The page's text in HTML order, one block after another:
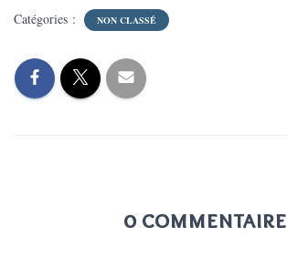
Catégories : NON CLASSÉ
0 commentaire